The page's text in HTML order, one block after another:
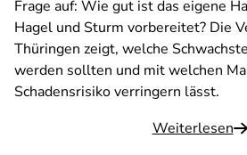
Frage auf: Wie gut ist das eigene
Hagel und Sturm vorbereitet? Die
Thüringen zeigt, welche
werden sollten und mit welchen
Schadensrisiko verringern lässt.
Weiterlesen